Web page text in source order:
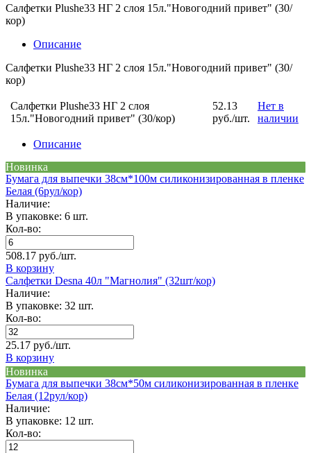
Салфетки Plushe33 НГ 2 слоя 15л."Новогодний привет" (30/
кор)
Описание
Салфетки Plushe33 НГ 2 слоя 15л."Новогодний привет" (30/
кор)
Салфетки Plushe33 НГ 2 слоя
15л."Новогодний привет" (30/кор)
52.13
руб./шт.
Нет в
наличии
Описание
Новинка
Бумага для выпечки 38см*100м силиконизированная в пленке
Белая (6рул/кор)
Наличие:
В упаковке: 6 шт.
Кол-во:
508.17 руб./шт.
В корзину
Салфетки Desna 40л "Магнолия" (32шт/кор)
Наличие:
В упаковке: 32 шт.
Кол-во:
25.17 руб./шт.
В корзину
Новинка
Бумага для выпечки 38см*50м силиконизированная в пленке
Белая (12рул/кор)
Наличие:
В упаковке: 12 шт.
Кол-во: